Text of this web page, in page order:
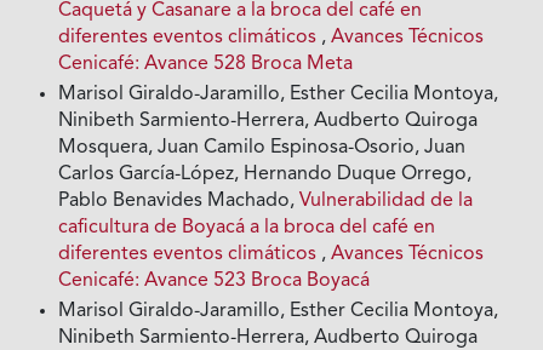
Caquetá y Casanare a la broca del café en
diferentes eventos climáticos ,Avances Técnicos
Cenicafé: Avance 528 Broca Meta
Marisol Giraldo-Jaramillo, Esther Cecilia Montoya,
Ninibeth Sarmiento-Herrera, Audberto Quiroga
Mosquera, Juan Camilo Espinosa-Osorio, Juan
Carlos García-López, Hernando Duque Orrego,
Pablo Benavides Machado,Vulnerabilidad de la
caficultura de Boyacá a la broca del café en
diferentes eventos climáticos ,Avances Técnicos
Cenicafé: Avance 523 Broca Boyacá
Marisol Giraldo-Jaramillo, Esther Cecilia Montoya,
Ninibeth Sarmiento-Herrera, Audberto Quiroga